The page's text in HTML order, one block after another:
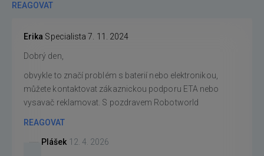
REAGOVAT
Erika Specialista 7. 11. 2024
Dobrý den,
obvykle to značí problém s baterií nebo elektronikou,
můžete kontaktovat zákaznickou podporu ETA nebo
vysavač reklamovat. S pozdravem Robotworld
REAGOVAT
Plášek 12. 4. 2026